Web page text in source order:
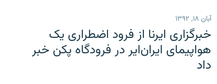
اصلی
رفتن
صفحه
جستجو
رادیو
انتخاب کنید و بشنوید
برنامه‌های رادیویی
پادکست
چندرسانه‌ای
آبان ۱۸, ۱۳۹۲
خبرگزاری ايرنا از فرود اضطراری يک
هواپيمای ايران‌اير در فرودگاه پکن خبر
داد